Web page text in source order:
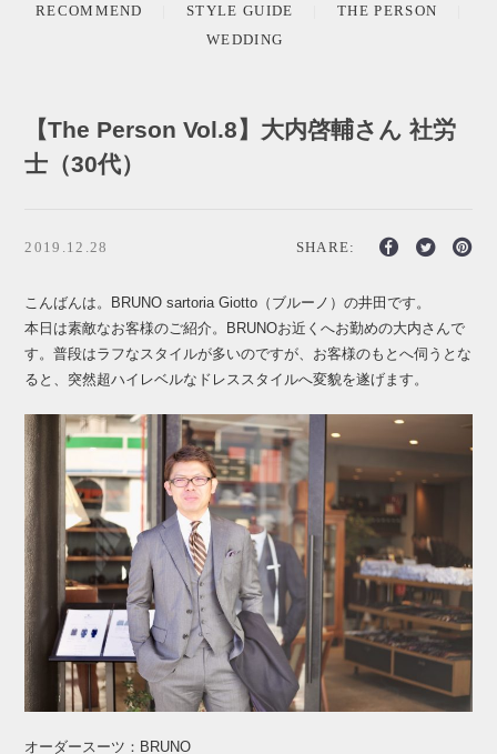
RECOMMEND
STYLE GUIDE
THE PERSON
WEDDING
【The Person Vol.8】大内啓輔さん 社労
士（30代）
2019.12.28 SHARE:
こんばんは。BRUNO sartoria Giotto（ブルーノ）の井田です。
本日は素敵なお客様のご紹介。BRUNOお近くへお勤めの大内さんで
す。普段はラフなスタイルが多いのですが、お客様のもとへ伺うとな
ると、突然超ハイレベルなドレススタイルへ変貌を遂げます。
オーダースーツ：BRUNO